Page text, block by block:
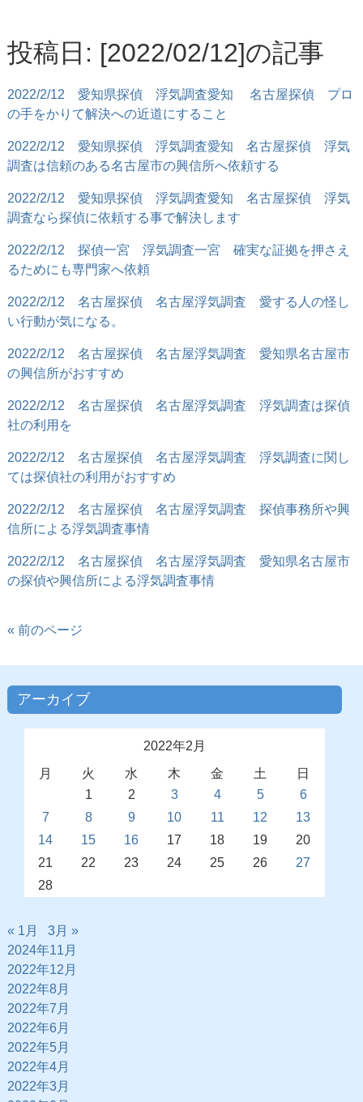
投稿日: [2022/02/12]の記事
2022/2/12
愛知県探偵 浮気調査愛知 名古屋探偵 プロ
の手をかりて解決への近道にすること
2022/2/12
愛知県探偵 浮気調査愛知 名古屋探偵 浮気
調査は信頼のある名古屋市の興信所へ依頼する
2022/2/12
愛知県探偵 浮気調査愛知 名古屋探偵 浮気
調査なら探偵に依頼する事で解決します
2022/2/12
探偵一宮 浮気調査一宮 確実な証拠を押さえ
るためにも専門家へ依頼
2022/2/12
名古屋探偵 名古屋浮気調査 愛する人の怪し
い行動が気になる。
2022/2/12
名古屋探偵 名古屋浮気調査 愛知県名古屋市
の興信所がおすすめ
2022/2/12
名古屋探偵 名古屋浮気調査 浮気調査は探偵
社の利用を
2022/2/12
名古屋探偵 名古屋浮気調査 浮気調査に関し
ては探偵社の利用がおすすめ
2022/2/12
名古屋探偵 名古屋浮気調査 探偵事務所や興
信所による浮気調査事情
2022/2/12
名古屋探偵 名古屋浮気調査 愛知県名古屋市
の探偵や興信所による浮気調査事情
« 前のページ
アーカイブ
2022年2月
月
火 水 木 金 土
日
1
2 3 4 5
6
7
8 9 10 11 12
13
14
15 16 17 18 19
20
21
22 23 24 25 26
27
28
« 1月
3月 »
2024年11月
2022年12月
2022年8月
2022年7月
2022年6月
2022年5月
2022年4月
2022年3月